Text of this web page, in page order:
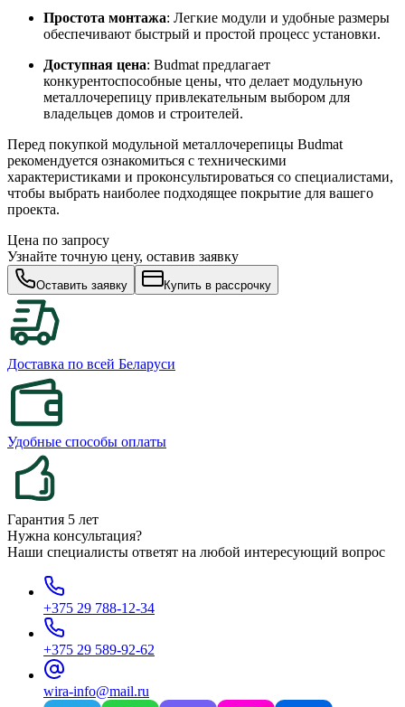
Простота монтажа: Легкие модули и удобные размеры
обеспечивают быстрый и простой процесс установки.
Доступная цена: Budmat предлагает
конкурентоспособные цены, что делает модульную
металлочерепицу привлекательным выбором для
владельцев домов и строителей.
Перед покупкой модульной металлочерепицы Budmat
рекомендуется ознакомиться с техническими
характеристиками и проконсультироваться со специалистами,
чтобы выбрать наиболее подходящее покрытие для вашего
проекта.
Цена по запросу
Узнайте точную цену, оставив заявку
Оставить заявку Купить в рассрочку
Доставка по всей Беларуси
Удобные способы оплаты
Гарантия 5 лет
Нужна консультация?
Наши специалисты ответят на любой интересующий вопрос
+375 29 788-12-34
+375 29 589-92-62
wira-info@mail.ru